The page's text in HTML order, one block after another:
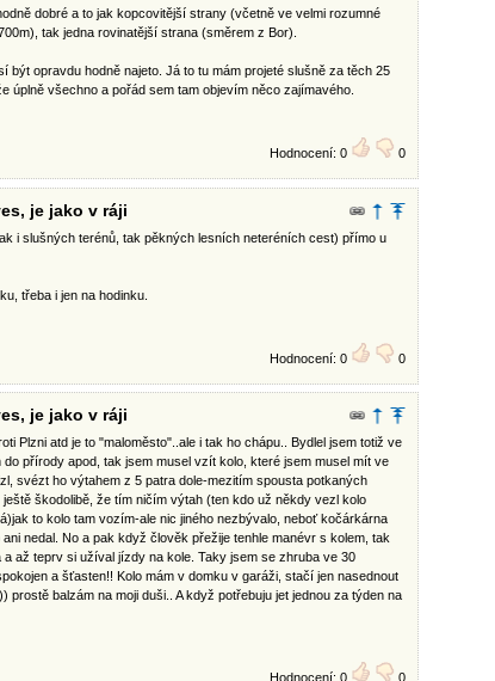
dobré a to jak kopcovitější strany (včetně ve velmi rozumné
tak jedna rovinatější strana (směrem z Bor).
opravdu hodně najeto. Já to tu mám projeté slušně za těch 25
úplně všechno a pořád sem tam objevím něco zajímavého.
Hodnocení: 0 0
je jako v ráji
i slušných terénů, tak pěkných lesních neteréních cest) přímo u
třeba i jen na hodinku.
Hodnocení: 0 0
je jako v ráji
Plzni atd je to "maloměsto"..ale i tak ho chápu.. Bydlel jsem totiž ve
přírody apod, tak jsem musel vzít kolo, které jsem musel mít ve
svézt ho výtahem z 5 patra dole-mezitím spousta potkaných
škodolibě, že tím ničím výtah (ten kdo už někdy vezl kolo
to kolo tam vozím-ale nic jiného nezbývalo, neboť kočárkárna
nedal. No a pak když člověk přežije tenhle manévr s kolem, tak
až teprv si užíval jízdy na kole. Taky jsem se zhruba ve 30
a šťasten!! Kolo mám v domku v garáži, stačí jen nasednout
balzám na moji duši.. A když potřebuju jet jednou za týden na
Hodnocení: 0 0